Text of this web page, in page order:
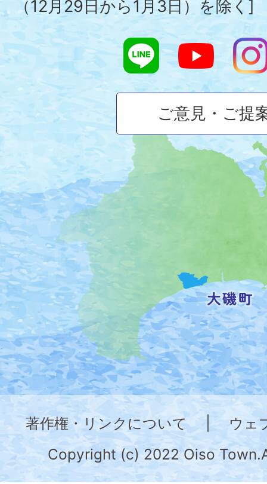
磯
町
の
位
置
を
記
し
た
地
図。
神
奈
川
県
の
（12月29日から1月3日）を除く]
ご意見・ご提
著作権・リンクについて
ウェ
Copyright (c) 2022 Oiso